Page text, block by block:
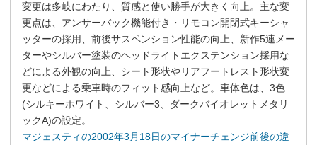
変更は多岐にわたり、質感と使い勝手が大きく向上。主な変
更点は、アンサーバック機能付き・リモコン開閉式キーシャ
ッターの採用、前後サスペンション性能の向上、新作5連メー
ターやシルバー塗装のヘッドライトエクステンション採用な
どによる外観の向上、シート形状やリアフートレスト形状変
更などによる乗車時のフィット感向上など。車体色は、3色
(シルキーホワイト、シルバー3、ダークバイオレットメタリ
ックA)の設定。
マジェスティの2002年3月18日のマイナーチェンジ前後の違